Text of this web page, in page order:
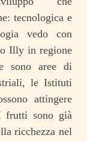
tecnologica e
vedo con
Illy in regione
sono aree di
le Istituti
attingere
frutti sono già
ricchezza nel